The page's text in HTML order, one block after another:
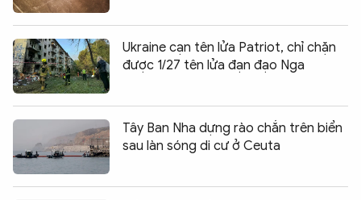
Ukraine cạn tên lửa Patriot, chỉ chặn
được 1/27 tên lửa đạn đạo Nga
Tây Ban Nha dựng rào chắn trên biển
sau làn sóng di cư ở Ceuta